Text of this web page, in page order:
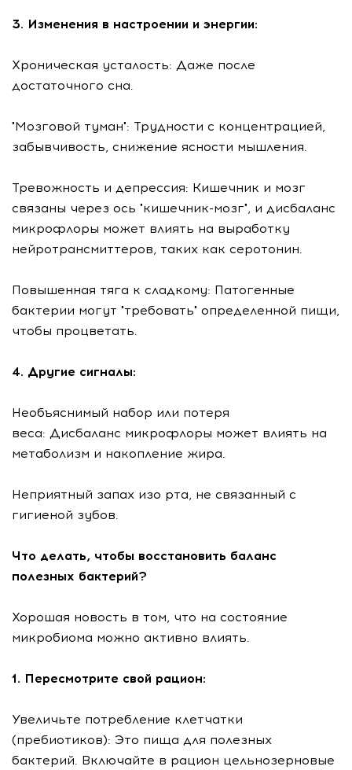
3. Изменения в настроении и энергии:
Хроническая усталость: Даже после
достаточного сна.
"Мозговой туман": Трудности с концентрацией,
забывчивость, снижение ясности мышления.
Тревожность и депрессия: Кишечник и мозг
связаны через ось "кишечник-мозг", и дисбаланс
микрофлоры может влиять на выработку
нейротрансмиттеров, таких как серотонин.
Повышенная тяга к сладкому: Патогенные
бактерии могут "требовать" определенной пищи,
чтобы процветать.
4. Другие сигналы:
Необъяснимый набор или потеря
веса: Дисбаланс микрофлоры может влиять на
метаболизм и накопление жира.
Неприятный запах изо рта, не связанный с
гигиеной зубов.
Что делать, чтобы восстановить баланс
полезных бактерий?
Хорошая новость в том, что на состояние
микробиома можно активно влиять.
1. Пересмотрите свой рацион:
Увеличьте потребление клетчатки
(пребиотиков): Это пища для полезных
бактерий. Включайте в рацион цельнозерновые